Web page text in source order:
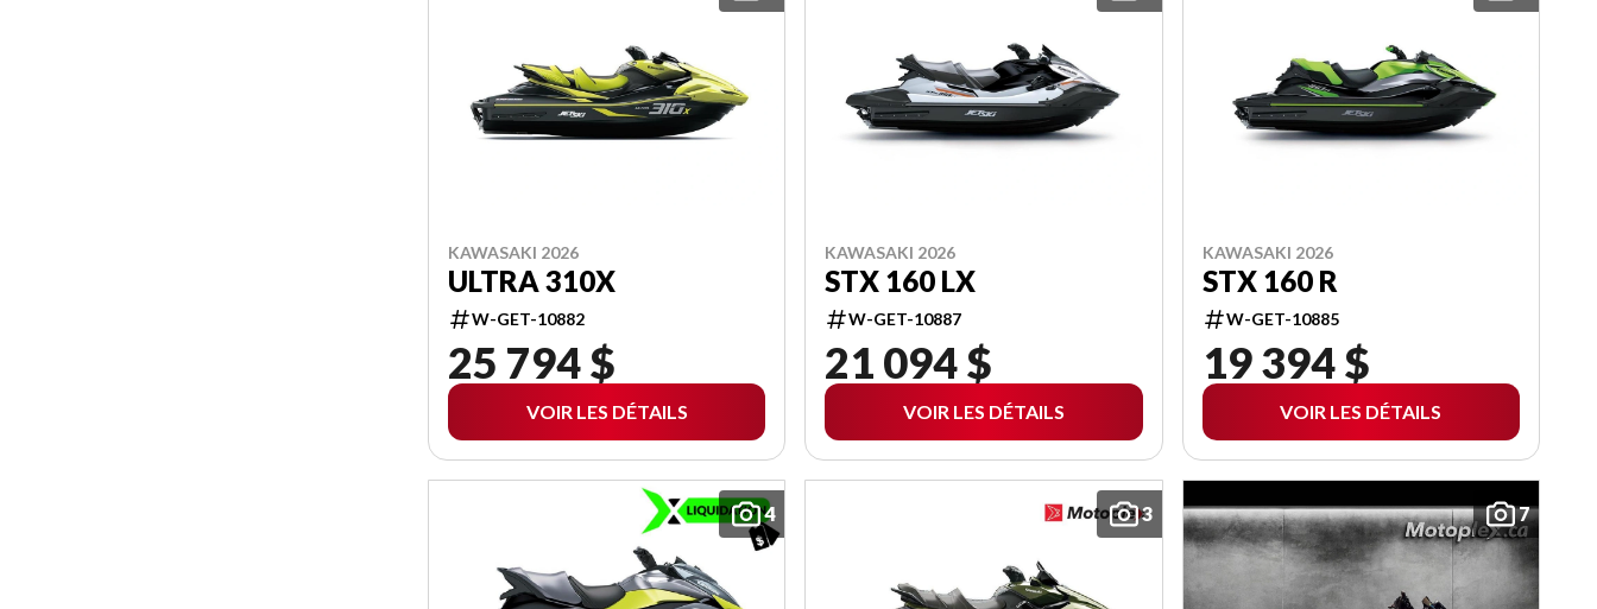
KAWASAKI 2026
ULTRA 310X
W-GET-10882
25 794 $
VOIR LES DÉTAILS
KAWASAKI 2026
STX 160 LX
W-GET-10887
21 094 $
VOIR LES DÉTAILS
KAWASAKI 2026
STX 160 R
W-GET-10885
19 394 $
VOIR LES DÉTAILS
4 3 7